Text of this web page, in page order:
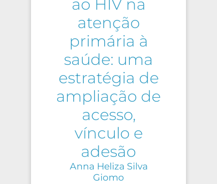
ao HIV na
atenção
primária à
saúde: uma
estratégia de
ampliação de
acesso,
vínculo e
adesão
Anna Heliza Silva
Giomo